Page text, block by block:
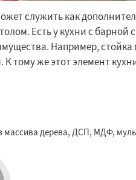
Работаем по
регионам
Люберцы Можайск
Мытищи
Наро-Фоминск
Ногинск
служить как
Есть у кухни с барной
Например,
тому же этот элемент
массива дерева, ДСП, МДФ,